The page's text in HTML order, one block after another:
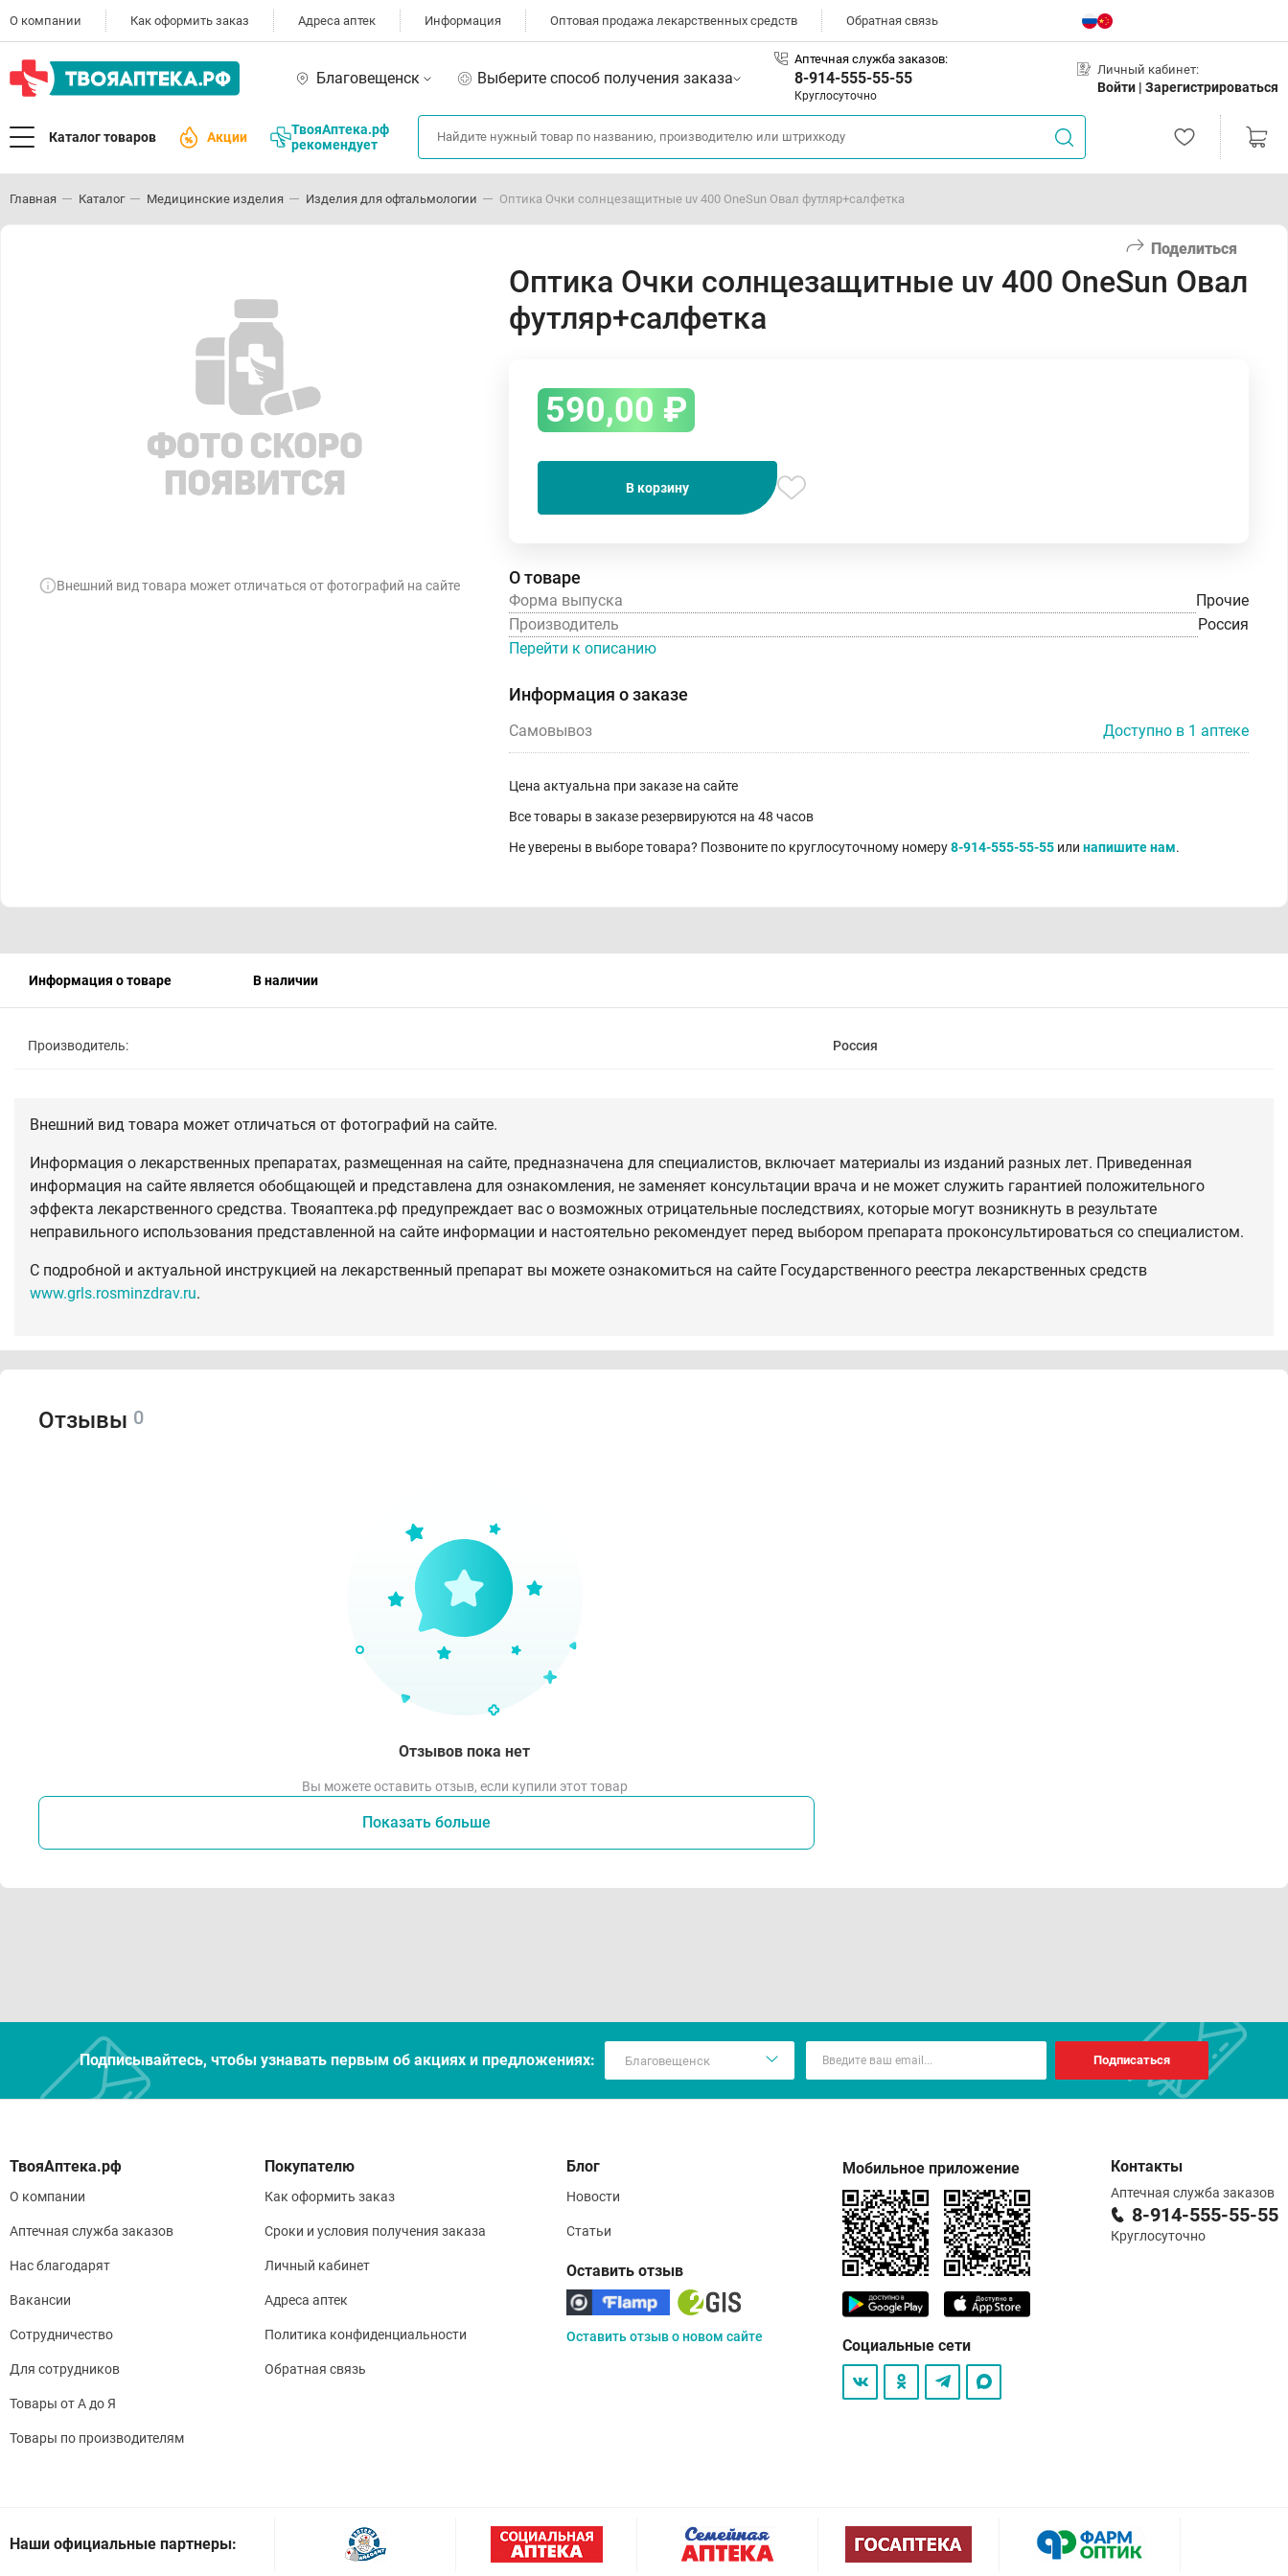
О компании Как оформить заказ Адреса аптек Информация Оптовая продажа лекарственных средств Обратная связь
Благовещенск Выберите способ получения заказа
Аптечная служба заказов:
8-914-555-55-55
Круглосуточно
Личный кабинет:
Войти | Зарегистрироваться
Каталог товаров Акции
ТвояАптека.рф
рекомендует
Главная Каталог Медицинские изделия Изделия для офтальмологии Оптика Очки солнцезащитные uv 400 OneSun Овал футляр+салфетка
Поделиться
Внешний вид товара может отличаться от фотографий на сайте
Оптика Очки солнцезащитные uv 400 OneSun Овал
футляр+салфетка
590,00 ₽
В корзину
О товаре
Форма выпуска
Прочие
Производитель
Россия
Перейти к описанию
Информация о заказе
Самовывоз Доступно в 1 аптеке
Цена актуальна при заказе на сайте
Все товары в заказе резервируются на 48 часов
Не уверены в выборе товара? Позвоните по круглосуточному номеру8-914-555-55-55 или напишите нам.
Информация о товаре В наличии
Производитель: Россия
Внешний вид товара может отличаться от фотографий на сайте.
Информация о лекарственных препаратах, размещенная на сайте, предназначена для специалистов, включает материалы из изданий разных лет. Приведенная
информация на сайте является обобщающей и представлена для ознакомления, не заменяет консультации врача и не может служить гарантией положительного
эффекта лекарственного средства. Твояаптека.рф предупреждает вас о возможных отрицательные последствиях, которые могут возникнуть в результате
неправильного использования представленной на сайте информации и настоятельно рекомендует перед выбором препарата проконсультироваться со специалистом.
С подробной и актуальной инструкцией на лекарственный препарат вы можете ознакомиться на сайте Государственного реестра лекарственных средств
www.grls.rosminzdrav.ru.
Отзывы 0
Отзывов пока нет
Вы можете оставить отзыв, если купили этот товар
Показать больше
Подписывайтесь, чтобы узнавать первым об акцияx и предложениях: Подписаться
О компании
Аптечная служба заказов
Нас благодарят
Вакансии
Сотрудничество
Для сотрудников
Товары от А до Я
Товары по производителям
Покупателю
Как оформить заказ
Сроки и условия получения заказа
Личный кабинет
Адреса аптек
Политика конфиденциальности
Обратная связь
Блог
Новости
Статьи
Оставить отзыв
Оставить отзыв о новом сайте
Мобильное приложение
Социальные сети
Контакты
Аптечная служба заказов
8-914-555-55-55
Круглосуточно
Наши официальные партнеры: